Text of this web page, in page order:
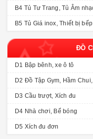
B4 Tủ Tư Trang, Tủ Âm
B5 Tủ Giá inox, Thiết bị bếp
ĐỒ
D1 Bập bênh, xe ô tô
D2 Đồ Tập Gym, Hầm
D3 Cầu trượt, Xích đu
D4 Nhà chơi, Bể bóng
D5 Xích đu đơn